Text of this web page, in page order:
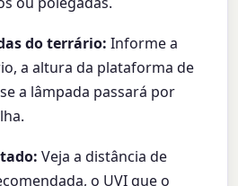
do terrário: Informe a
a altura da plataforma de
a lâmpada passará por
Veja a distância de
o UVI que o